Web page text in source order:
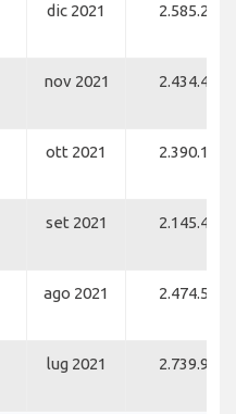
dic 2021 2.585.208
nov 2021 2.434.468
ott 2021 2.390.127
set 2021 2.145.455
ago 2021 2.474.552
lug 2021 2.739.977